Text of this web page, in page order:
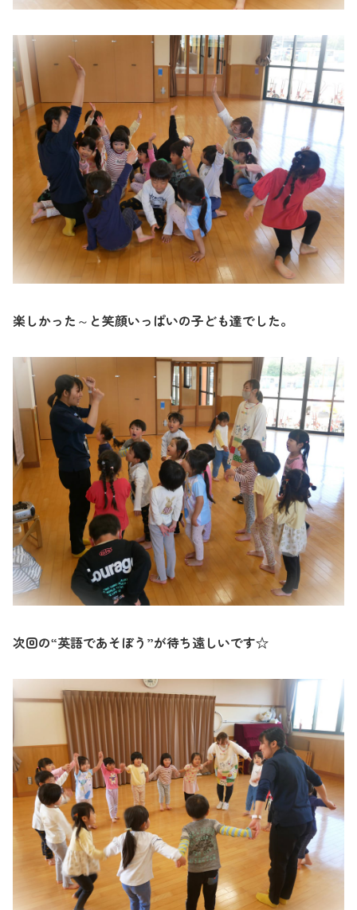
楽しかった～と笑顔いっぱいの子ども達でした。
次回の“英語であそぼう”が待ち遠しいです☆